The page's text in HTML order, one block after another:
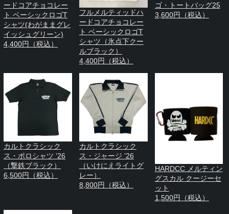
ードコアチョコレー
ト ベーシックロゴT
シャツ(わがままグレ
イッシュグリーン)
4,400円（税込）
フルメルティッドハ
ードコアチョコレー
ト ベーシックロゴT
シャツ（氷点下クー
ルブラック）
4,400円（税込）
ゴ・トートバッグ25
3,600円（税込）
カルトクラシック
ス・ポロシャツ ’26
（撃鉄ブラック）
6,500円（税込）
カルトクラシック
ス・ジャージ ’26
（いけにえライトグ
レー）
8,800円（税込）
HARDCC メルティン
グスカル クージーセ
ット
1,500円（税込）